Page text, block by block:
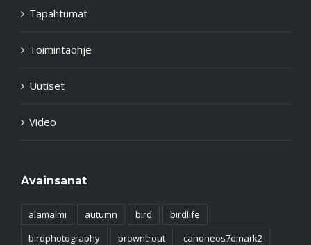
Tapahtumat
Toimintaohje
Uutiset
Video
Avainsanat
alamalmi autumn bird
birdlife
birdphotography
browntrout
canoneos7dmark2